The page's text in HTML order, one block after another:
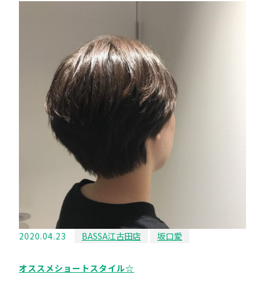
2020.04.23 BASSA江古田店 坂口愛
オススメショートスタイル☆